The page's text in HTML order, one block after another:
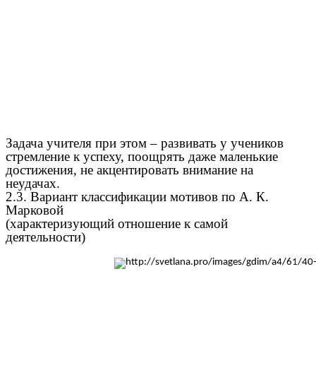
Задача учителя при этом – развивать у учеников
стремление к успеху, поощрять даже маленькие
достижения, не акцентировать внимание на
неудачах.
2.3. Вариант классификации мотивов по А. К.
Марковой
(характеризующий отношение к самой
деятельности)